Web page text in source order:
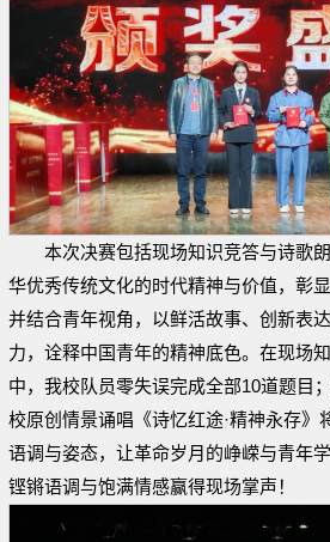
本次决赛包括现场知识竞答与诗歌
华优秀传统文化的时代精神与价值，彰
并结合青年视角，以鲜活故事、创新表
力，诠释中国青年的精神底色。在现场
中，我校队员零失误完成全部10道题目
校原创情景诵唱《诗忆红途·精神永存》
语调与姿态，让革命岁月的峥嵘与青年
铿锵语调与饱满情感赢得现场掌声！